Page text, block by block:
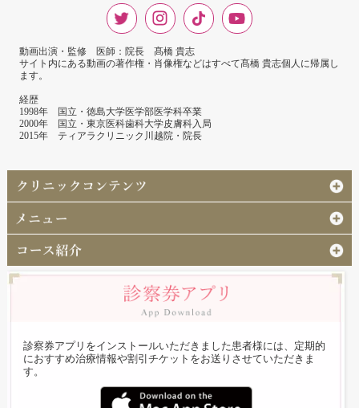
動画出演・監修 医師：院長 髙橋 貴志
サイト内にある動画の著作権・肖像権などはすべて髙橋 貴志個人に帰属し
ます。
経歴
1998年 国立・徳島大学医学部医学科卒業
2000年 国立・東京医科歯科大学皮膚科入局
2015年 ティアラクリニック川越院・院長
診察券アプリをインストールいただきました患者様には、定期的
におすすめ治療情報や割引チケットをお送りさせていただきま
す。